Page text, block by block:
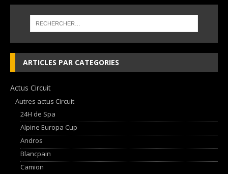
ARTICLES PAR CATEGORIES
Actus Circuit
Autres actus Circuit
24H de Spa
Alpine Europa Cup
Andros
Blancpain
Camion